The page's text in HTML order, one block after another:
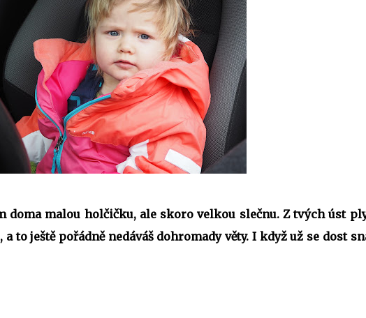
doma malou holčičku, ale skoro velkou slečnu. Z tvých úst
to ještě pořádně nedáváš dohromady věty. I když už se dost